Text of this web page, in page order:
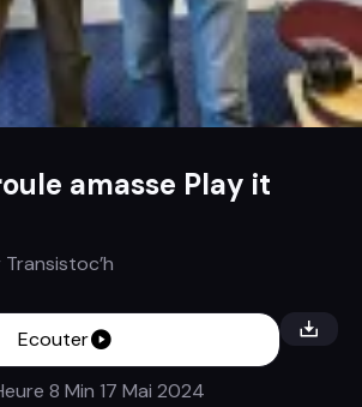
amasse Play it
Transistoc’h
Ecouter
8 Min 17 Mai 2024